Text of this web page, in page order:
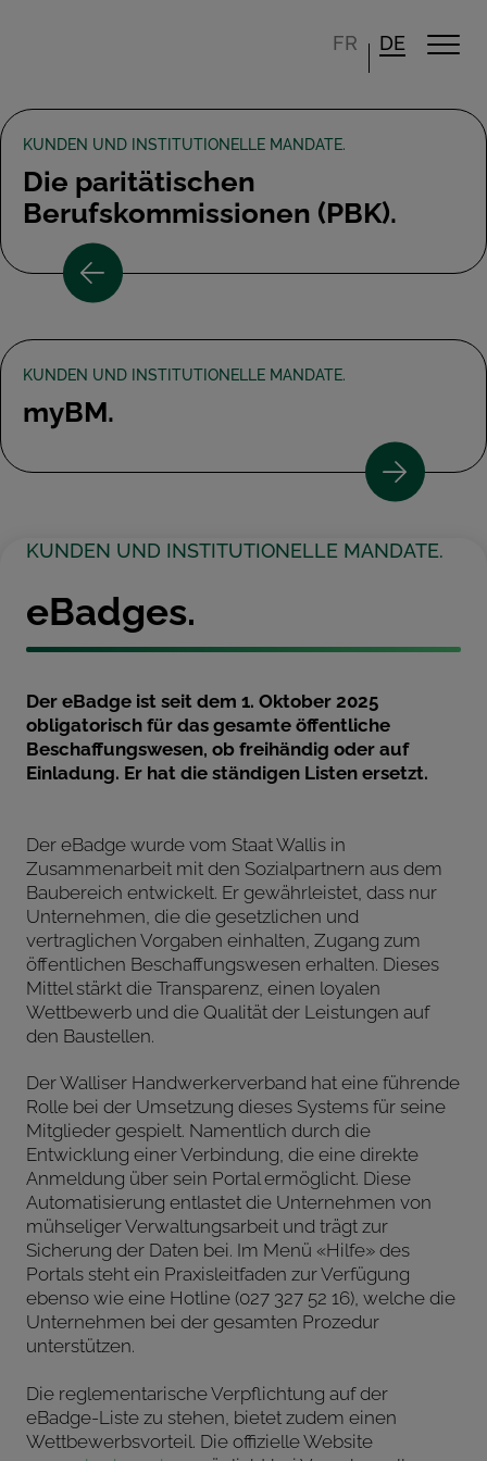
FR DE
KUNDEN UND INSTITUTIONELLE MANDATE.
Die paritätischen
Berufskommissionen (PBK).
KUNDEN UND INSTITUTIONELLE MANDATE.
myBM.
KUNDEN UND INSTITUTIONELLE MANDATE.
eBadges.
Der eBadge ist seit dem 1. Oktober 2025
obligatorisch für das gesamte öffentliche
Beschaffungswesen, ob freihändig oder auf
Einladung. Er hat die ständigen Listen ersetzt.
Der eBadge wurde vom Staat Wallis in
Zusammenarbeit mit den Sozialpartnern aus dem
Baubereich entwickelt. Er gewährleistet, dass nur
Unternehmen, die die gesetzlichen und
vertraglichen Vorgaben einhalten, Zugang zum
öffentlichen Beschaffungswesen erhalten. Dieses
Mittel stärkt die Transparenz, einen loyalen
Wettbewerb und die Qualität der Leistungen auf
den Baustellen.
Der Walliser Handwerkerverband hat eine führende
Rolle bei der Umsetzung dieses Systems für seine
Mitglieder gespielt. Namentlich durch die
Entwicklung einer Verbindung, die eine direkte
Anmeldung über sein Portal ermöglicht. Diese
Automatisierung entlastet die Unternehmen von
mühseliger Verwaltungsarbeit und trägt zur
Sicherung der Daten bei. Im Menü «Hilfe» des
Portals steht ein Praxisleitfaden zur Verfügung
ebenso wie eine Hotline (027 327 52 16), welche die
Unternehmen bei der gesamten Prozedur
unterstützen.
Die reglementarische Verpflichtung auf der
eBadge-Liste zu stehen, bietet zudem einen
Wettbewerbsvorteil. Die offizielle Website